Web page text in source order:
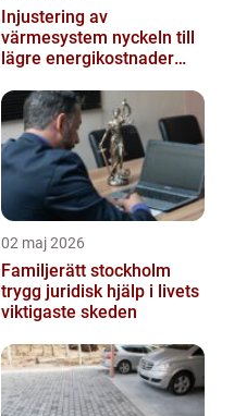
Injustering av
värmesystem nyckeln till
lägre energikostnader
inomhusklimat
02 maj 2026
Familjerätt stockholm
trygg juridisk hjälp i livets
viktigaste skeden